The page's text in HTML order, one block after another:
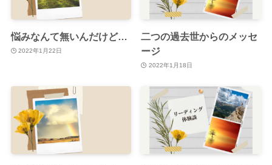
悩みなんて無いんだけど…
2022年1月22日
二つの過去世からのメッセ
ージ
2022年1月18日